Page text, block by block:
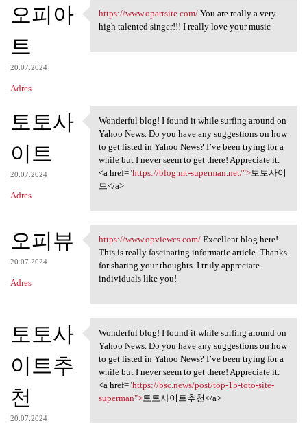
오피아
트
20.07.2024
Adres
https://www.opartsite.com/
https://www.opartsite.com/You are really a very
high talented singer!!! I really love your music
토토사
이트
20.07.2024
Adres
Wonderful blog! I found it
Wonderful blog! I found it while surfing around on
Yahoo News. Do you have any suggestions on how
to get listed in Yahoo News? I’ve been trying for a
while but I never seem to get there! Appreciate it.
<a href="https://blog.mt-superman.net/">토토사이
트</a>
오피뷰
20.07.2024
Adres
https://www.opviewcs.com/
https://www.opviewcs.com/Excellent blog here!
This is really fascinating informatic article. Thanks
for sharing your thoughts. I truly appreciate
individuals like you!
토토사
이트추
천
20.07.2024
Wonderful blog! I found it
Wonderful blog! I found it while surfing around on
Yahoo News. Do you have any suggestions on how
to get listed in Yahoo News? I’ve been trying for a
while but I never seem to get there! Appreciate it.
<a href="https://bsc.news/post/top-15-toto-site-
superman">토토사이트추천</a>